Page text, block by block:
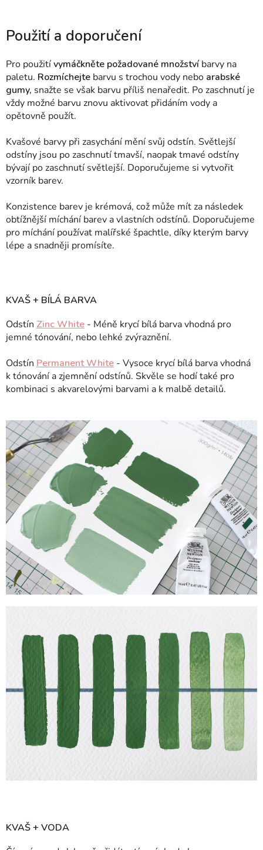
Použití a doporučení
Pro použitívymáčkněte požadované množstvíbarvy na
paletu. Rozmíchejte barvu s trochou vody nebo arabské
gumy, snažte se však barvu příliš nenaředit. Po zaschnutí je
vždy možné barvu znovu aktivovat přidáním vody a
opětovně použít.
Kvašové barvy při zasychání mění svůj odstín. Světlejší
odstíny jsou po zaschnutí tmavší, naopak tmavé odstíny
bývají po zaschnutí světlejší. Doporučujeme si vytvořit
vzorník barev.
Konzistence barev je krémová, což může mít za následek
obtížnější míchání barev a vlastních odstínů. Doporučujeme
pro míchání používat malířské špachtle, díky kterým barvy
lépe a snadněji promísíte.
KVAŠ + BÍLÁ BARVA
Odstín Zinc White - Méně krycí bílá barva vhodná pro
jemné tónování, nebo lehké zvýraznění.
Odstín Permanent White - Vysoce krycí bílá barva vhodná
k tónování a zjemnění odstínů. Skvěle se hodí také pro
kombinaci s akvarelovými barvami a k malbě detailů.
KVAŠ + VODA